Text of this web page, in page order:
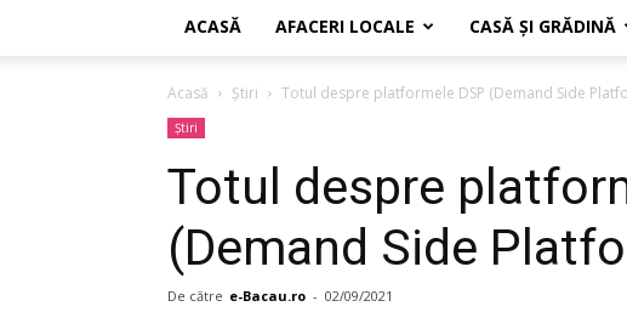
ACASĂ AFACERI LOCALE CASĂ ŞI GRĂDINĂ
Acasă Ştiri Totul despre platformele DSP (Demand Side
Ştiri
Totul despre
(Demand Side
De către e-Bacau.ro - 02/09/2021